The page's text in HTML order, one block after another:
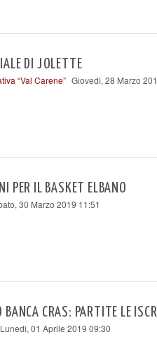
DI JOLETTE
“Val Carene” Giovedì, 28 Marzo
PER IL BASKET ELBANO
30 Marzo 2019 11:51
BANCA CRAS: PARTITE LE
Lunedì, 01 Aprile 2019 09:30